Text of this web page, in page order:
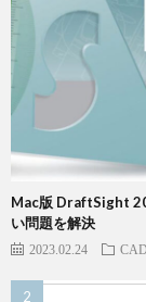
Mac版 DraftSight
い問題を解決
2023.02.24 CAD